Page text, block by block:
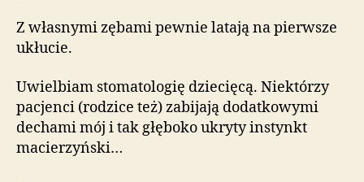
Z własnymi zębami pewnie latają na pierwsze
ukłucie.
Uwielbiam stomatologię dziecięcą. Niektórzy
pacjenci (rodzice też) zabijają dodatkowymi
dechami mój i tak głęboko ukryty instynkt
macierzyński…